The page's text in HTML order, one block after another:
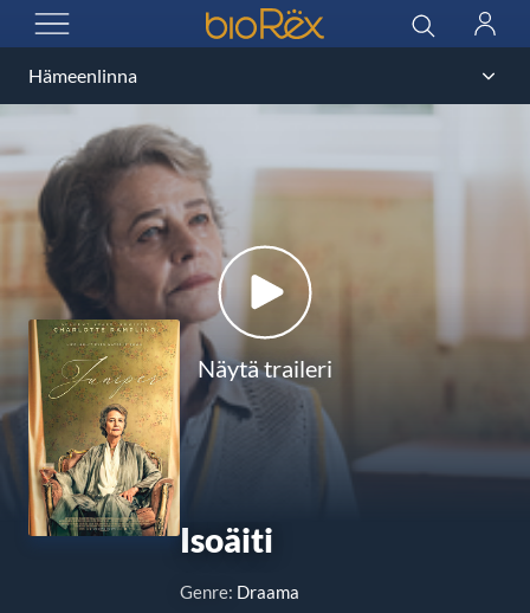
AVAA VALIKKO
BioRex Cinemas Haku
Näytä traileri
Isoäiti
Genre: Draama